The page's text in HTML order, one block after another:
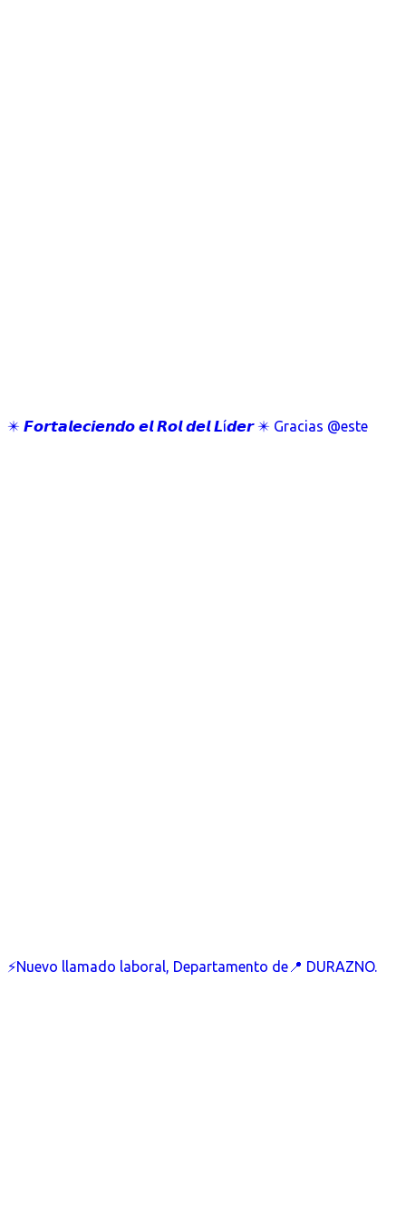
✴️ 𝙁𝙤𝙧𝙩𝙖𝙡𝙚𝙘𝙞𝙚𝙣𝙙𝙤 𝙚𝙡 𝙍𝙤𝙡 𝙙𝙚𝙡 𝙇í𝙙𝙚𝙧 ✴️ Gracias @este
⚡Nuevo llamado laboral, Departamento de📍 DURAZNO.